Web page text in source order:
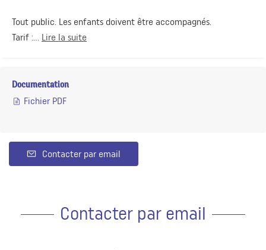
Tout public. Les enfants doivent être accompagnés.
Tarif :... Lire la suite
Documentation
Fichier PDF
Contacter par email
Contacter par email